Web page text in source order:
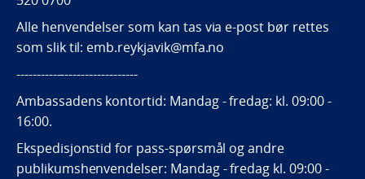
Alle henvendelser som kan tas via e-post bør rettes
som slik til: emb.reykjavik@mfa.no
------------------------------
Ambassadens kontortid: Mandag - fredag: kl. 09:00 -
16:00.
Ekspedisjonstid for pass-spørsmål og andre
publikumshenvendelser: Mandag - fredag kl. 09:00 -